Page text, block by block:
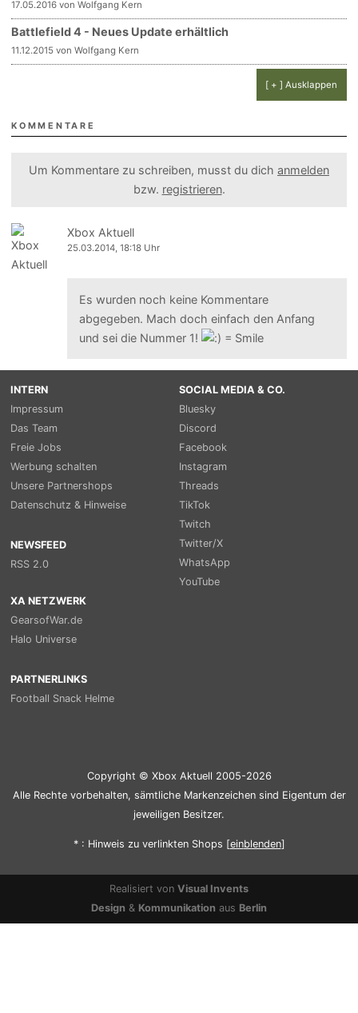
17.05.2016 von Wolfgang Kern
Battlefield 4 - Neues Update erhältlich
11.12.2015 von Wolfgang Kern
[ + ] Ausklappen
KOMMENTARE
Um Kommentare zu schreiben, musst du dich anmelden
bzw. registrieren.
Xbox Aktuell
25.03.2014, 18:18 Uhr
Es wurden noch keine Kommentare
abgegeben. Mach doch einfach den Anfang
und sei die Nummer 1!
INTERN
Impressum
Das Team
Freie Jobs
Werbung schalten
Unsere Partnershops
Datenschutz & Hinweise
NEWSFEED
RSS 2.0
SOCIAL MEDIA & CO.
Bluesky
Discord
Facebook
Instagram
Threads
TikTok
Twitch
Twitter/X
WhatsApp
YouTube
XA NETZWERK
GearsofWar.de
Halo Universe
PARTNERLINKS
Football Snack Helme
Copyright © Xbox Aktuell 2005-2026
Alle Rechte vorbehalten, sämtliche Markenzeichen sind Eigentum der
jeweiligen Besitzer.
* : Hinweis zu verlinkten Shops [einblenden]
Realisiert von Visual Invents
Design & Kommunikation aus Berlin